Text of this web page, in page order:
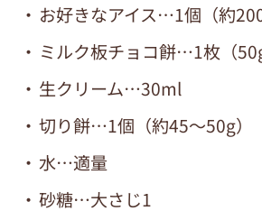
お好きなアイス…1個（約
ミルク板チョコ餅…1枚（50g
生クリーム…30ml
切り餅…1個（約45～50g）
水…適量
砂糖…大さじ1